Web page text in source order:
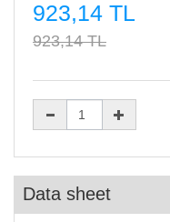
923,14 TL
923,14 TL
Data sheet